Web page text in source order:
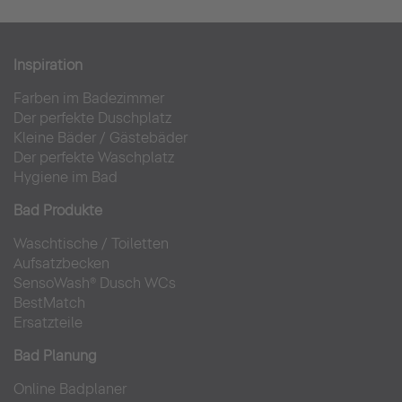
Inspiration
Farben im Badezimmer
Der perfekte Duschplatz
Kleine Bäder / Gästebäder
Der perfekte Waschplatz
Hygiene im Bad
Bad Produkte
Waschtische / Toiletten
Aufsatzbecken
SensoWash® Dusch WCs
BestMatch
Ersatzteile
Bad Planung
Online Badplaner